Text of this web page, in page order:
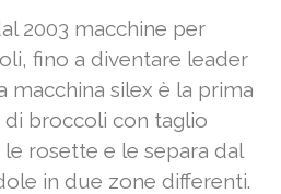
2003 macchine per
fino a diventare leader
macchina silex è la prima
broccoli con taglio
le rosette e le separa dal
in due zone differenti.